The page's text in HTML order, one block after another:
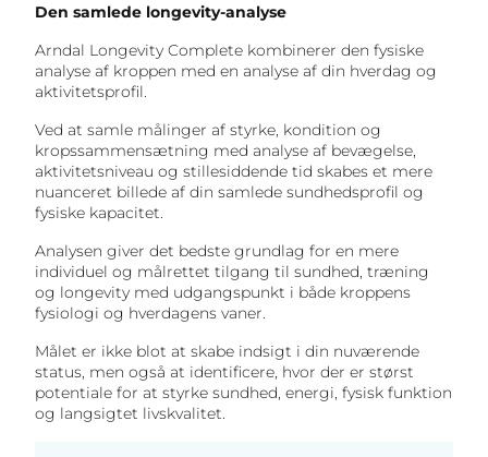
Den samlede longevity-analyse
Arndal Longevity Complete kombinerer den fysiske
analyse af kroppen med en analyse af din hverdag og
aktivitetsprofil.
Ved at samle målinger af styrke, kondition og
kropssammensætning med analyse af bevægelse,
aktivitetsniveau og stillesiddende tid skabes et mere
nuanceret billede af din samlede sundhedsprofil og
fysiske kapacitet.
Analysen giver det bedste grundlag for en mere
individuel og målrettet tilgang til sundhed, træning
og longevity med udgangspunkt i både kroppens
fysiologi og hverdagens vaner.
Målet er ikke blot at skabe indsigt i din nuværende
status, men også at identificere, hvor der er størst
potentiale for at styrke sundhed, energi, fysisk funktion
og langsigtet livskvalitet.